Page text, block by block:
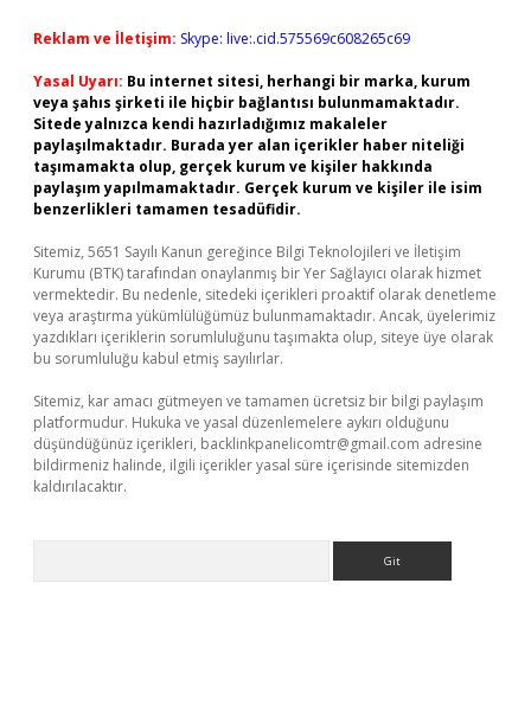
Reklam ve İletişim: Skype: live:.cid.575569c608265c69
Yasal Uyarı: Bu internet sitesi, herhangi bir marka, kurum
veya şahıs şirketi ile hiçbir bağlantısı bulunmamaktadır.
Sitede yalnızca kendi hazırladığımız makaleler
paylaşılmaktadır. Burada yer alan içerikler haber niteliği
taşımamakta olup, gerçek kurum ve kişiler hakkında
paylaşım yapılmamaktadır. Gerçek kurum ve kişiler ile isim
benzerlikleri tamamen tesadüfidir.
Sitemiz, 5651 Sayılı Kanun gereğince Bilgi Teknolojileri ve İletişim
Kurumu (BTK) tarafından onaylanmış bir Yer Sağlayıcı olarak hizmet
vermektedir. Bu nedenle, sitedeki içerikleri proaktif olarak denetleme
veya araştırma yükümlülüğümüz bulunmamaktadır. Ancak, üyelerimiz
yazdıkları içeriklerin sorumluluğunu taşımakta olup, siteye üye olarak
bu sorumluluğu kabul etmiş sayılırlar.
Sitemiz, kar amacı gütmeyen ve tamamen ücretsiz bir bilgi paylaşım
platformudur. Hukuka ve yasal düzenlemelere aykırı olduğunu
düşündüğünüz içerikleri, backlinkpanelicomtr@gmail.com adresine
bildirmeniz halinde, ilgili içerikler yasal süre içerisinde sitemizden
kaldırılacaktır.